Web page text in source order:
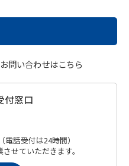
問い合わせはこちら
付窓口
話受付は24時間）
せていただきます。